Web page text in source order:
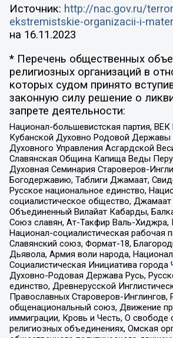
Источник: http://nac.gov.ru/
ekstremistskie-organizacii-i-
на 16.11.2023
* Перечень общественных
религиозных организаций в
которых судом принято
законную силу решение о
запрете деятельности:
Национал-большевистская партия,
Кубанской Духовно Родовой
Духовного Управления Асгардской
Славянская Община Капища Веды
Духовная Семинария Староверов-
Богодержавию, Таблиги Джамаат,
Русское национальное единство,
социалистическое общество, Джамаат
Объединенный Вилайат Кабарды,
Союз славян, Ат-Такфир Валь-Хиджра,
Национал-социалистическая рабочая
Славянский союз, Формат-18,
Дьявола, Армия воли народа,
Социалистическая Инициатива города
Духовно-Родовая Держава Русь,
единство, Древнерусской
Православных Староверов-Инглингов,
общенациональный союз, Движение
иммиграции, Кровь и Честь, О свободе
религиозных объединениях, Омская